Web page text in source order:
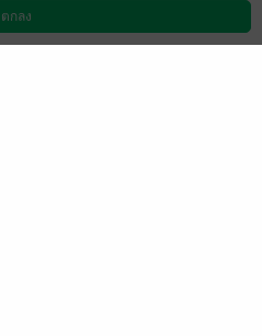
Tangmo Lertloypunya
gool
25 มิ.ย. 25688:53 น.วิธีการใช้งาน ติดต่อเรา
ตกลง